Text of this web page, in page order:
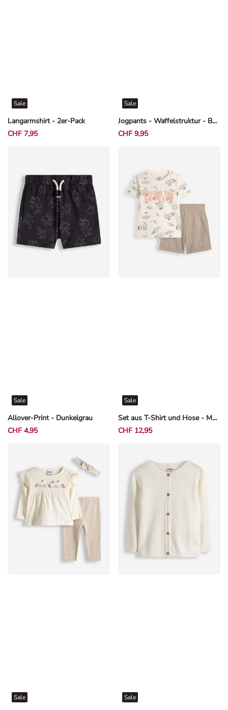
Langarmshirt - 2er-Pack
Sale
CHF 7,95
Jogpants - Waffelstruktur - Beige
Sale
CHF 9,95
Allover-Print - Dunkelgrau
Sale
CHF 4,95
Set aus T-Shirt und Hose - Messageprint - Off-White
Sale
CHF 12,95
Sale Sale